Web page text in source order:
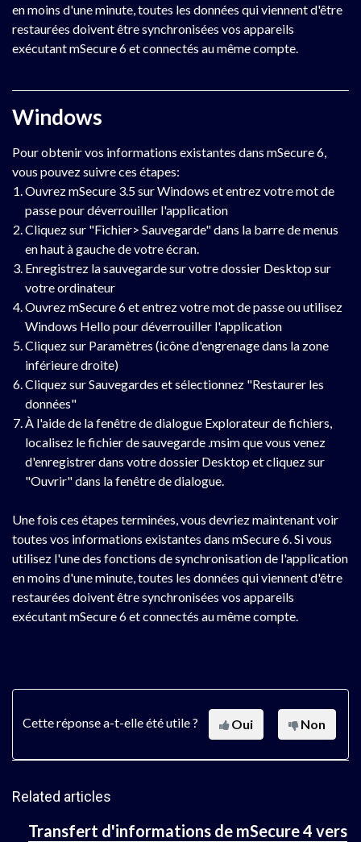
en moins d'une minute, toutes les données qui viennent d'être
restaurées doivent être synchronisées vos appareils
exécutant mSecure 6 et connectés au même compte.
Windows
Pour obtenir vos informations existantes dans mSecure 6,
vous pouvez suivre ces étapes:
Ouvrez mSecure 3.5 sur Windows et entrez votre mot de
passe pour déverrouiller l'application
Cliquez sur "Fichier> Sauvegarde" dans la barre de menus
en haut à gauche de votre écran.
Enregistrez la sauvegarde sur votre dossier Desktop sur
votre ordinateur
Ouvrez mSecure 6 et entrez votre mot de passe ou utilisez
Windows Hello pour déverrouiller l'application
Cliquez sur Paramètres (icône d'engrenage dans la zone
inférieure droite)
Cliquez sur Sauvegardes et sélectionnez "Restaurer les
données"
À l'aide de la fenêtre de dialogue Explorateur de fichiers,
localisez le fichier de sauvegarde .msim que vous venez
d'enregistrer dans votre dossier Desktop et cliquez sur
"Ouvrir" dans la fenêtre de dialogue.
Une fois ces étapes terminées, vous devriez maintenant voir
toutes vos informations existantes dans mSecure 6. Si vous
utilisez l'une des fonctions de synchronisation de l'application
en moins d'une minute, toutes les données qui viennent d'être
restaurées doivent être synchronisées vos appareils
exécutant mSecure 6 et connectés au même compte.
Cette réponse a-t-elle été utile ? Oui Non
Related articles
Transfert d'informations de mSecure 4 vers